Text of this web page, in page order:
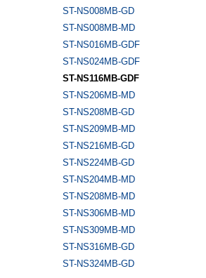
ST-NS008MB-GD
ST-NS008MB-MD
ST-NS016MB-GDF
ST-NS024MB-GDF
ST-NS116MB-GDF
ST-NS206MB-MD
ST-NS208MB-GD
ST-NS209MB-MD
ST-NS216MB-GD
ST-NS224MB-GD
ST-NS204MB-MD
ST-NS208MB-MD
ST-NS306MB-MD
ST-NS309MB-MD
ST-NS316MB-GD
ST-NS324MB-GD